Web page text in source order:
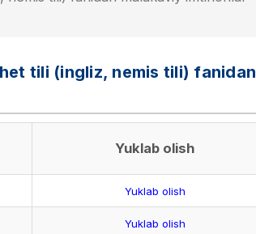
tili (ingliz, nemis tili) fanidan
Yuklab olish
Yuklab olish
Yuklab olish